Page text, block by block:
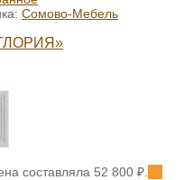
Сомово-Мебель
составляла 52 800 ₽.